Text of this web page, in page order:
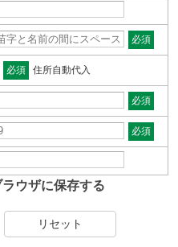
必須
必須 住所自動代入
必須
必須
ウザに保存する
リセット